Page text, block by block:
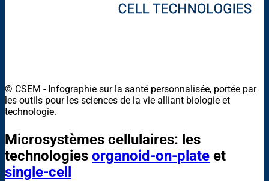
© CSEM - Infographie sur la santé personnalisée, portée par
les outils pour les sciences de la vie alliant biologie et
technologie.
Microsystèmes cellulaires: les
technologies organoid-on-plate et
single-cell